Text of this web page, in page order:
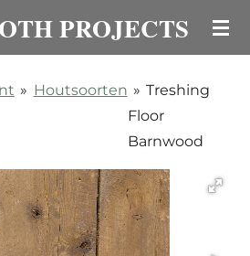
PROJECTS
» Houtsoorten » Treshing
Floor
Barnwood